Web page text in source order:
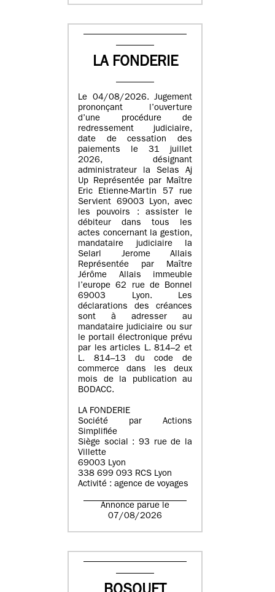
LA FONDERIE
Le 04/08/2026. Jugement
prononçant l’ouverture
d’une procédure de
redressement judiciaire,
date de cessation des
paiements le 31 juillet
2026, désignant
administrateur la Selas Aj
Up Représentée par Maître
Eric Etienne-Martin 57 rue
Servient 69003 Lyon, avec
les pouvoirs : assister le
débiteur dans tous les
actes concernant la gestion,
mandataire judiciaire la
Selarl Jerome Allais
Représentée par Maître
Jérôme Allais immeuble
l’europe 62 rue de Bonnel
69003 Lyon. Les
déclarations des créances
sont à adresser au
mandataire judiciaire ou sur
le portail électronique prévu
par les articles L. 814–2 et
L. 814–13 du code de
commerce dans les deux
mois de la publication au
BODACC.
LA FONDERIE
Société par Actions
Simplifiée
Siège social : 93 rue de la
Villette
69003 Lyon
338 699 093 RCS Lyon
Activité : agence de voyages
Annonce parue le
07/08/2026